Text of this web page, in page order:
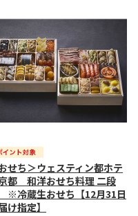
せち＞ウェスティン都ホテ
都 和洋おせち料理 二段
冷蔵生おせち【12月31日
け指定】